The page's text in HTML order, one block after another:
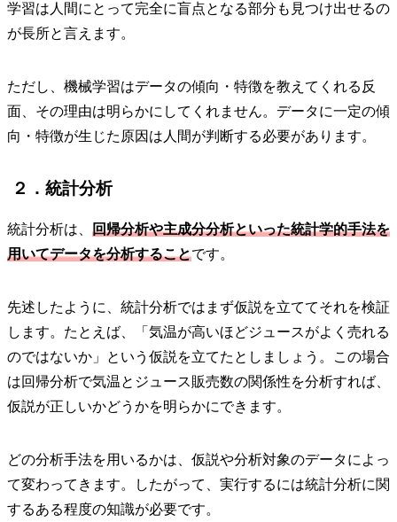
学習は人間にとって完全に盲点となる部分も見つけ出せるの
が長所と言えます。
ただし、機械学習はデータの傾向・特徴を教えてくれる反
面、その理由は明らかにしてくれません。データに一定の傾
向・特徴が生じた原因は人間が判断する必要があります。
２．統計分析
統計分析は、 回帰分析や主成分分析といった統計学的手法を
用いてデータを分析することです。
先述したように、統計分析ではまず仮説を立ててそれを検証
します。たとえば、「気温が高いほどジュースがよく売れる
のではないか」という仮説を立てたとしましょう。この場合
は回帰分析で気温とジュース販売数の関係性を分析すれば、
仮説が正しいかどうかを明らかにできます。
どの分析手法を用いるかは、仮説や分析対象のデータによっ
て変わってきます。したがって、実行するには統計分析に関
するある程度の知識が必要です。